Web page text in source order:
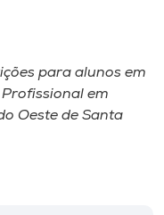
para alunos em
em
Oeste de Santa